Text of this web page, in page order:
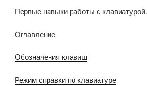
Первые навыки работы с клавиатурой.
Оглавление
Обозначения клавиш
Режим справки по клавиатуре